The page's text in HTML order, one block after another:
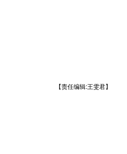
【责任编辑:王雯君】